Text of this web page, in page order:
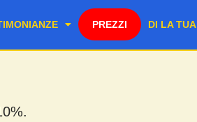
PREZZI DI LA TUA